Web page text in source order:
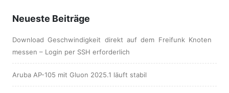
Neueste Beiträge
Download Geschwindigkeit direkt auf dem Freifunk Knoten
messen – Login per SSH erforderlich
Aruba AP-105 mit Gluon 2025.1 läuft stabil